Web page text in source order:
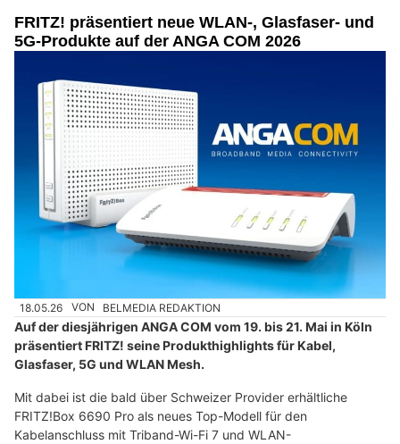
FRITZ! präsentiert neue WLAN-, Glasfaser- und
5G-Produkte auf der ANGA COM 2026
18.05.26 VON BELMEDIA REDAKTION
Auf der diesjährigen ANGA COM vom 19. bis 21. Mai in Köln
präsentiert FRITZ! seine Produkthighlights für Kabel,
Glasfaser, 5G und WLAN Mesh.
Mit dabei ist die bald über Schweizer Provider erhältliche
FRITZ!Box 6690 Pro als neues Top-Modell für den
Kabelanschluss mit Triband-Wi-Fi 7 und WLAN-